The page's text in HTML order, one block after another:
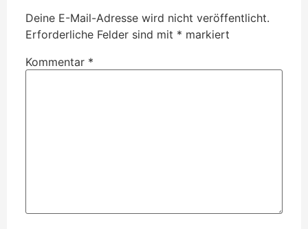
Deine E-Mail-Adresse wird nicht veröffentlicht.
Erforderliche Felder sind mit * markiert
Kommentar *